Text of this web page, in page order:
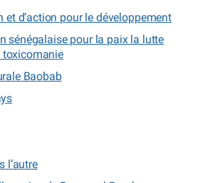
et d’action pour le développement
sénégalaise pour la paix la lutte
toxicomanie
Baobab
l’autre